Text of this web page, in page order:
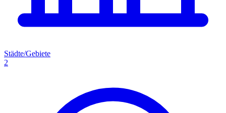
Städte/Gebiete
2